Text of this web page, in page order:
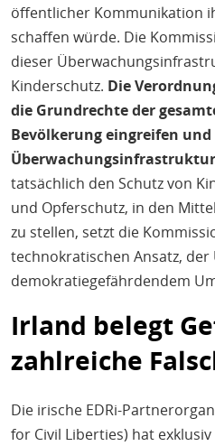
öffentlicher Kommunikation
schaffen würde. Die
dieser
Kinderschutz. Die
die Grundrechte der
Bevölkerung eingreifen
tatsächlich den Schutz von
und Opferschutz, in den
zu stellen, setzt die
technokratischen Ansatz, der
demokratiegefährdendem
Irland belegt
zahlreiche
Die irische EDRi-
for Civil Liberties) hat